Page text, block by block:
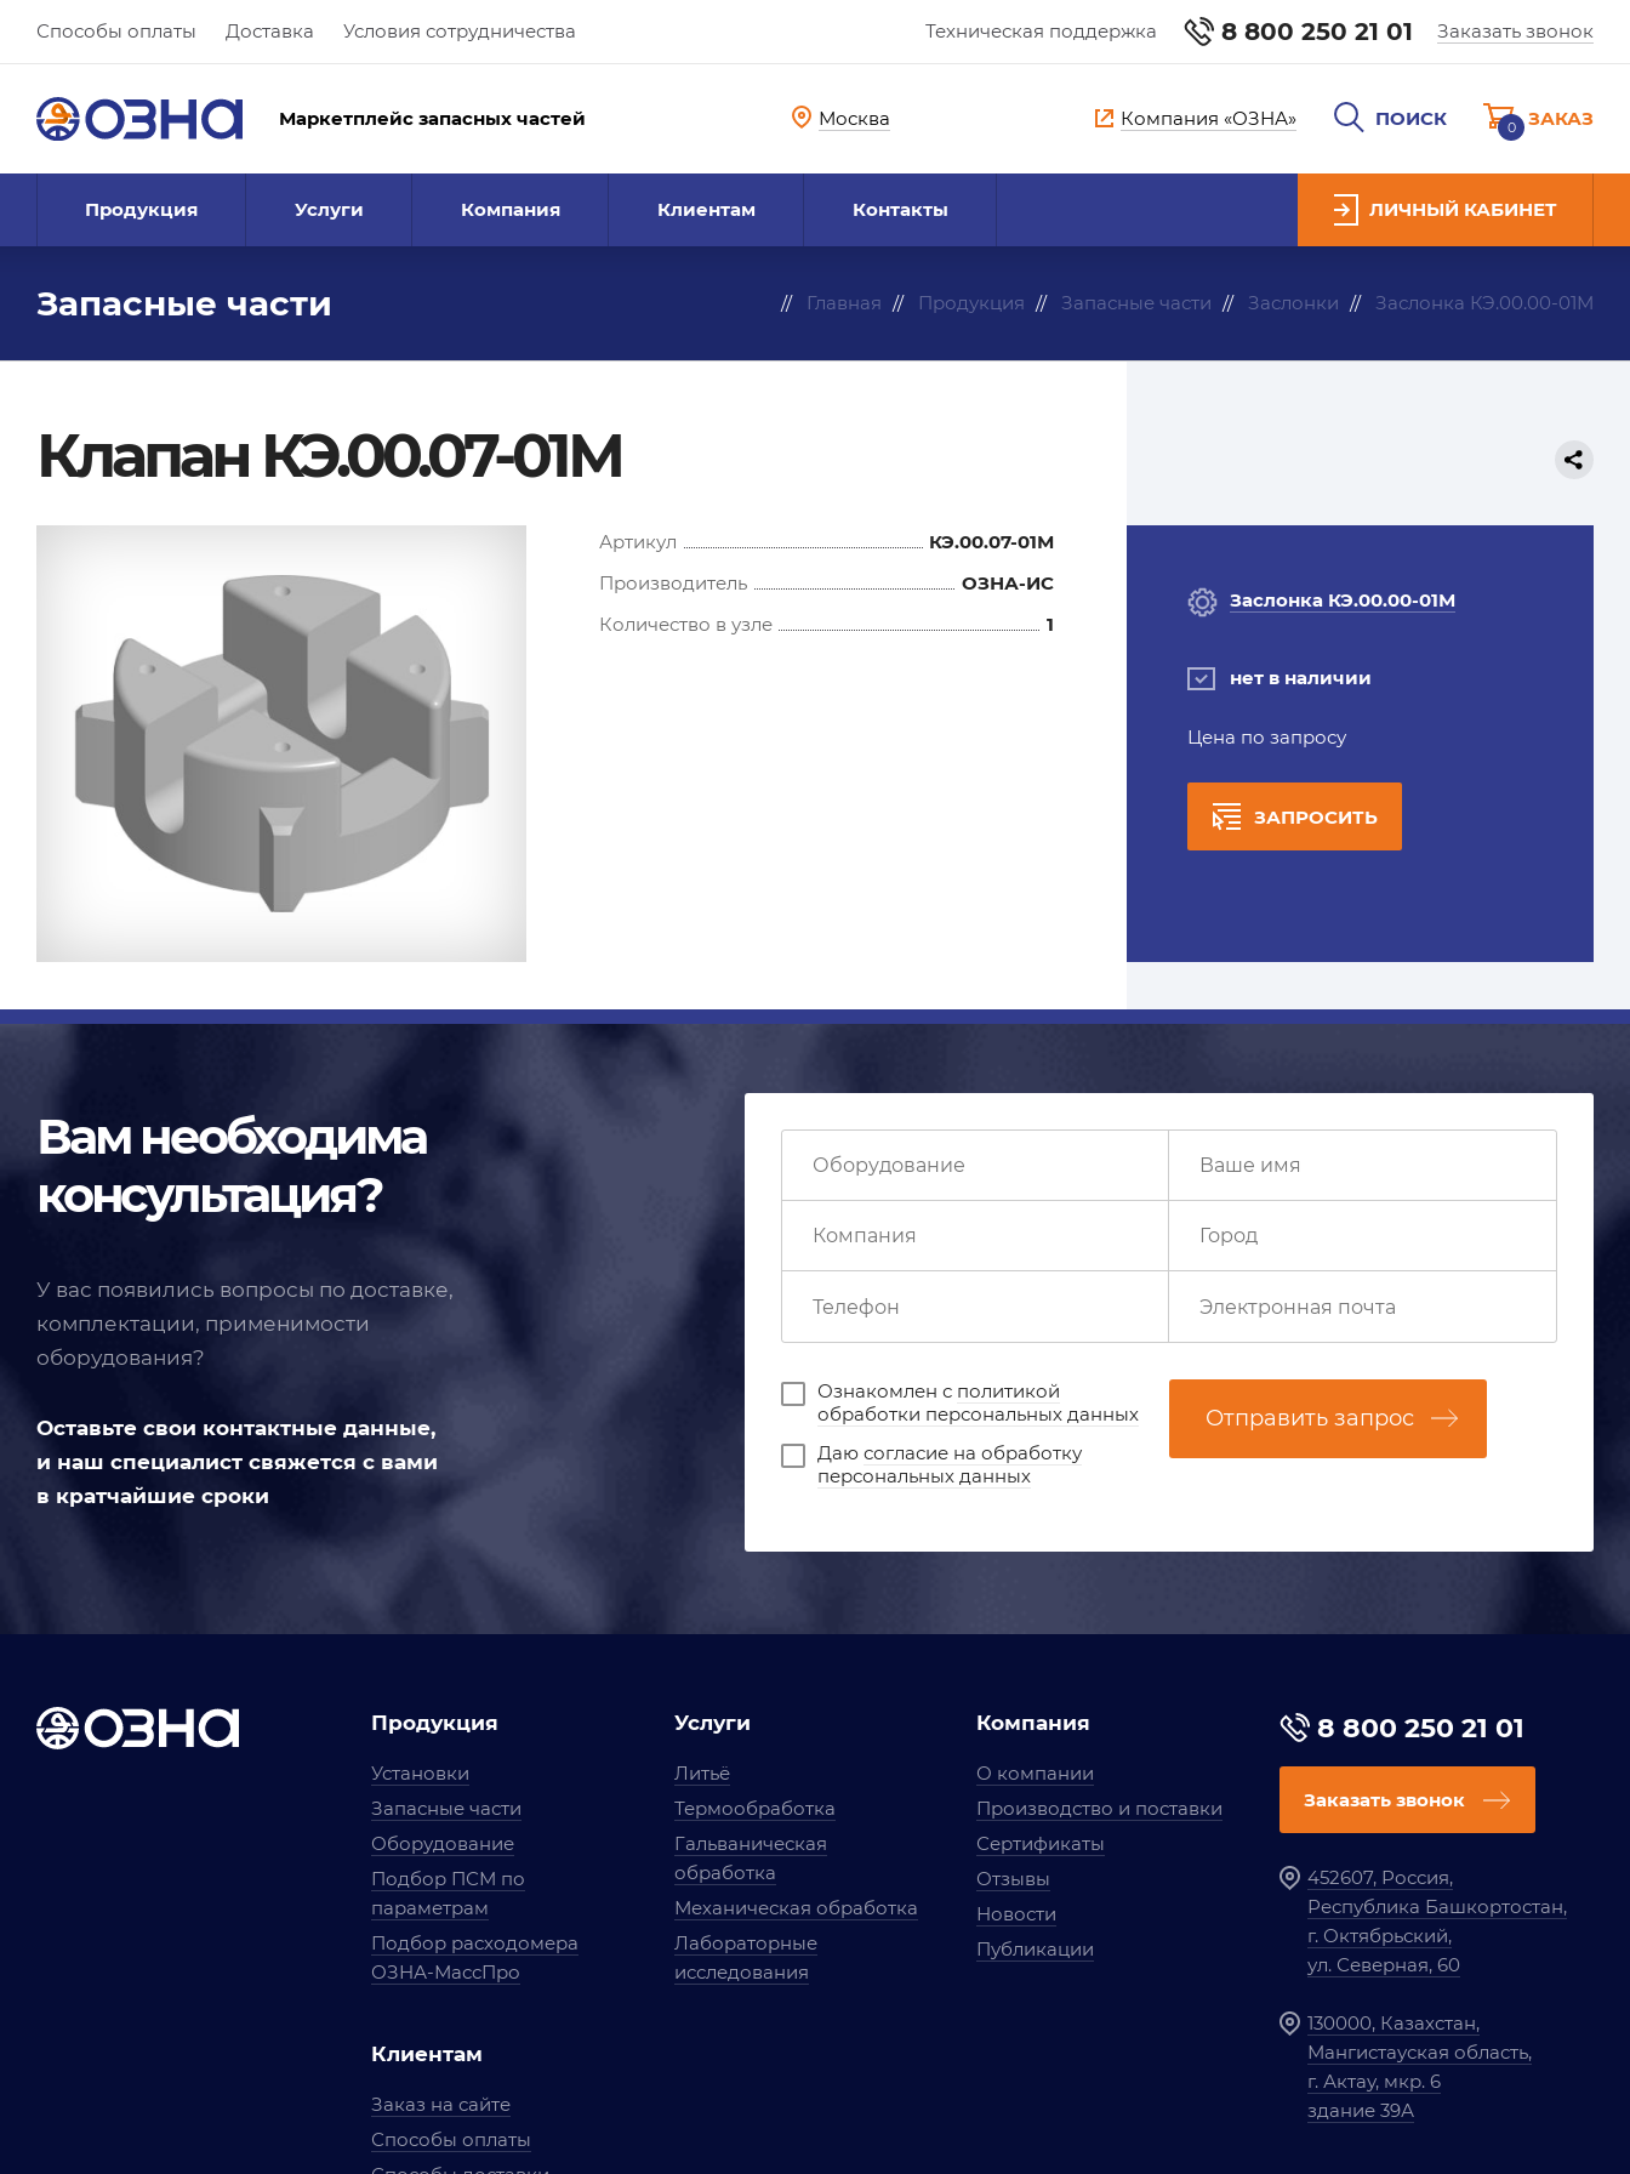
Способы оплаты Доставка Условия сотрудничества Техническая поддержка 8 800 250 21 01 Заказать звонок
Маркетплейс запасных частей Москва Компания «ОЗНА» ПОИСК 0 ЗАКАЗ
Продукция Услуги Компания Клиентам Контакты ЛИЧНЫЙ КАБИНЕТ
Запасные части Главная Продукция Запасные части Заслонки Заслонка КЭ.00.00-01М
Клапан КЭ.00.07-01М
Артикул
КЭ.00.07-01М
Производитель
ОЗНА-ИС
Количество в узле
1
Заслонка КЭ.00.00-01М
нет в наличии
Цена по запросу
ЗАПРОСИТЬ
Вам необходима
консультация?
У вас появились вопросы по доставке,
комплектации, применимости
оборудования?
Оставьте свои контактные данные,
и наш специалист свяжется с вами
в кратчайшие сроки
Ознакомлен с политикой
обработки персональных данных
Даю согласие на обработку
персональных данных
Отправить запрос
Продукция
Установки
Запасные части
Оборудование
Подбор ПСМ по
параметрам
Подбор расходомера
ОЗНА-МассПро
Клиентам
Заказ на сайте
Способы оплаты
Услуги
Литьё
Термообработка
Гальваническая
обработка
Механическая обработка
Лабораторные
исследования
Компания
О компании
Производство и поставки
Сертификаты
Отзывы
Новости
Публикации
8 800 250 21 01
Заказать звонок
452607, Россия,
Республика Башкортостан,
г. Октябрьский,
ул. Северная, 60
130000, Казахстан,
Мангистауская область,
г. Актау, мкр. 6
здание 39А